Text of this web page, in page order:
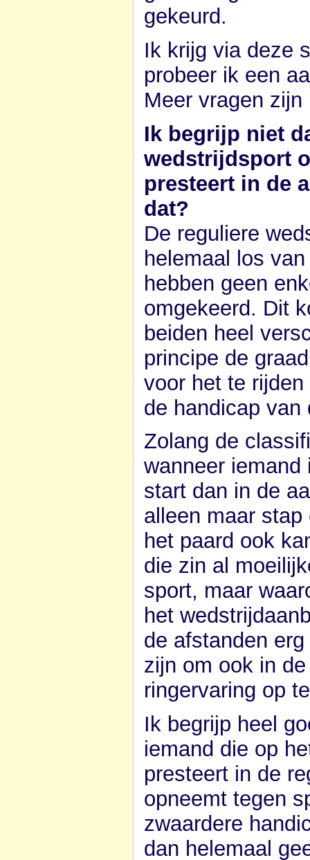
gekeurd.
Ik krijg via deze
probeer ik een
Meer vragen
Ik begrijp niet
wedstrijdsport
presteert in de
dat?
De reguliere
helemaal los
hebben geen
omgekeerd. Dit
beiden heel
principe de
voor het te
de handicap
Zolang de
wanneer iemand
start dan in de
alleen maar
het paard ook
die zin al
sport, maar
het
de afstanden
zijn om ook in
ringervaring op
Ik begrijp heel
iemand die op
presteert in de
opneemt tegen
zwaardere
dan helemaal